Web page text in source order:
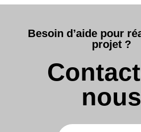
Besoin d’aide pour
projet ?
nous